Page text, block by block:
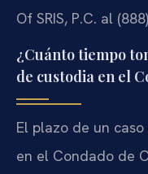
Of SRIS, P.C. al
¿Cuánto tiempo
de custodia en el
El plazo de un
en el Condado de